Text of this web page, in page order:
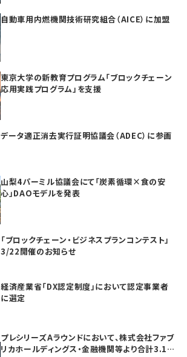
自動車用内燃機関技術研究組合（AICE）に加盟
東京大学の新教育プログラム「ブロックチェーン
応用実践プログラム」を支援
データ適正消去実行証明協議会（ADEC）に参画
山梨4パーミル協議会にて「炭素循環×食の安
心」DAOモデルを発表
「ブロックチェーン・ビジネスプランコンテスト」
3/22開催のお知らせ
経済産業省「DX認定制度」において認定事業者
に選定
プレシリーズAラウンドにおいて、株式会社ファブ
リカホールディングス・金融機関等より合計3.1